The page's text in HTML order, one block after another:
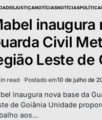
JUSTIÇANOTÍCIASNOTÍCIASPOLÍTICA
inaugura
Civil
Leste de
read Postado em10 de julho de
inaugura nova base da
de Goiânia Unidade
aos…